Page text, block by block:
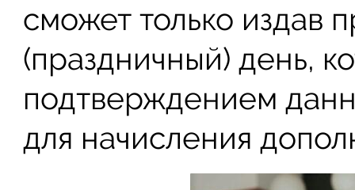
сможет только издав
(праздничный) день,
подтверждением
для начисления